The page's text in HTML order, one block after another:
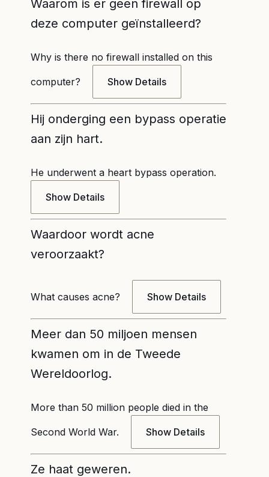
Waarom is er geen firewall op
deze computer geïnstalleerd?
Why is there no firewall installed on this
computer? Show Details
Hij onderging een bypass operatie
aan zijn hart.
He underwent a heart bypass operation.
Show Details
Waardoor wordt acne
veroorzaakt?
What causes acne? Show Details
Meer dan 50 miljoen mensen
kwamen om in de Tweede
Wereldoorlog.
More than 50 million people died in the
Second World War. Show Details
Ze haat geweren.